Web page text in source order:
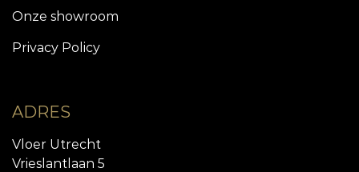
Onze showroom
Privacy Policy
ADRES
Vloer Utrecht
Vrieslantlaan 5